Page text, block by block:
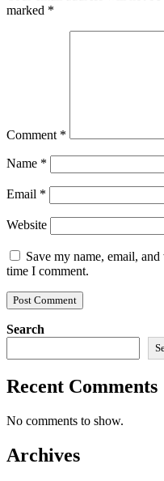
marked *
Comment *
Name *
Email *
Website
Save my name, email,
time I comment.
Search
Recent Comments
No comments to show.
Archives